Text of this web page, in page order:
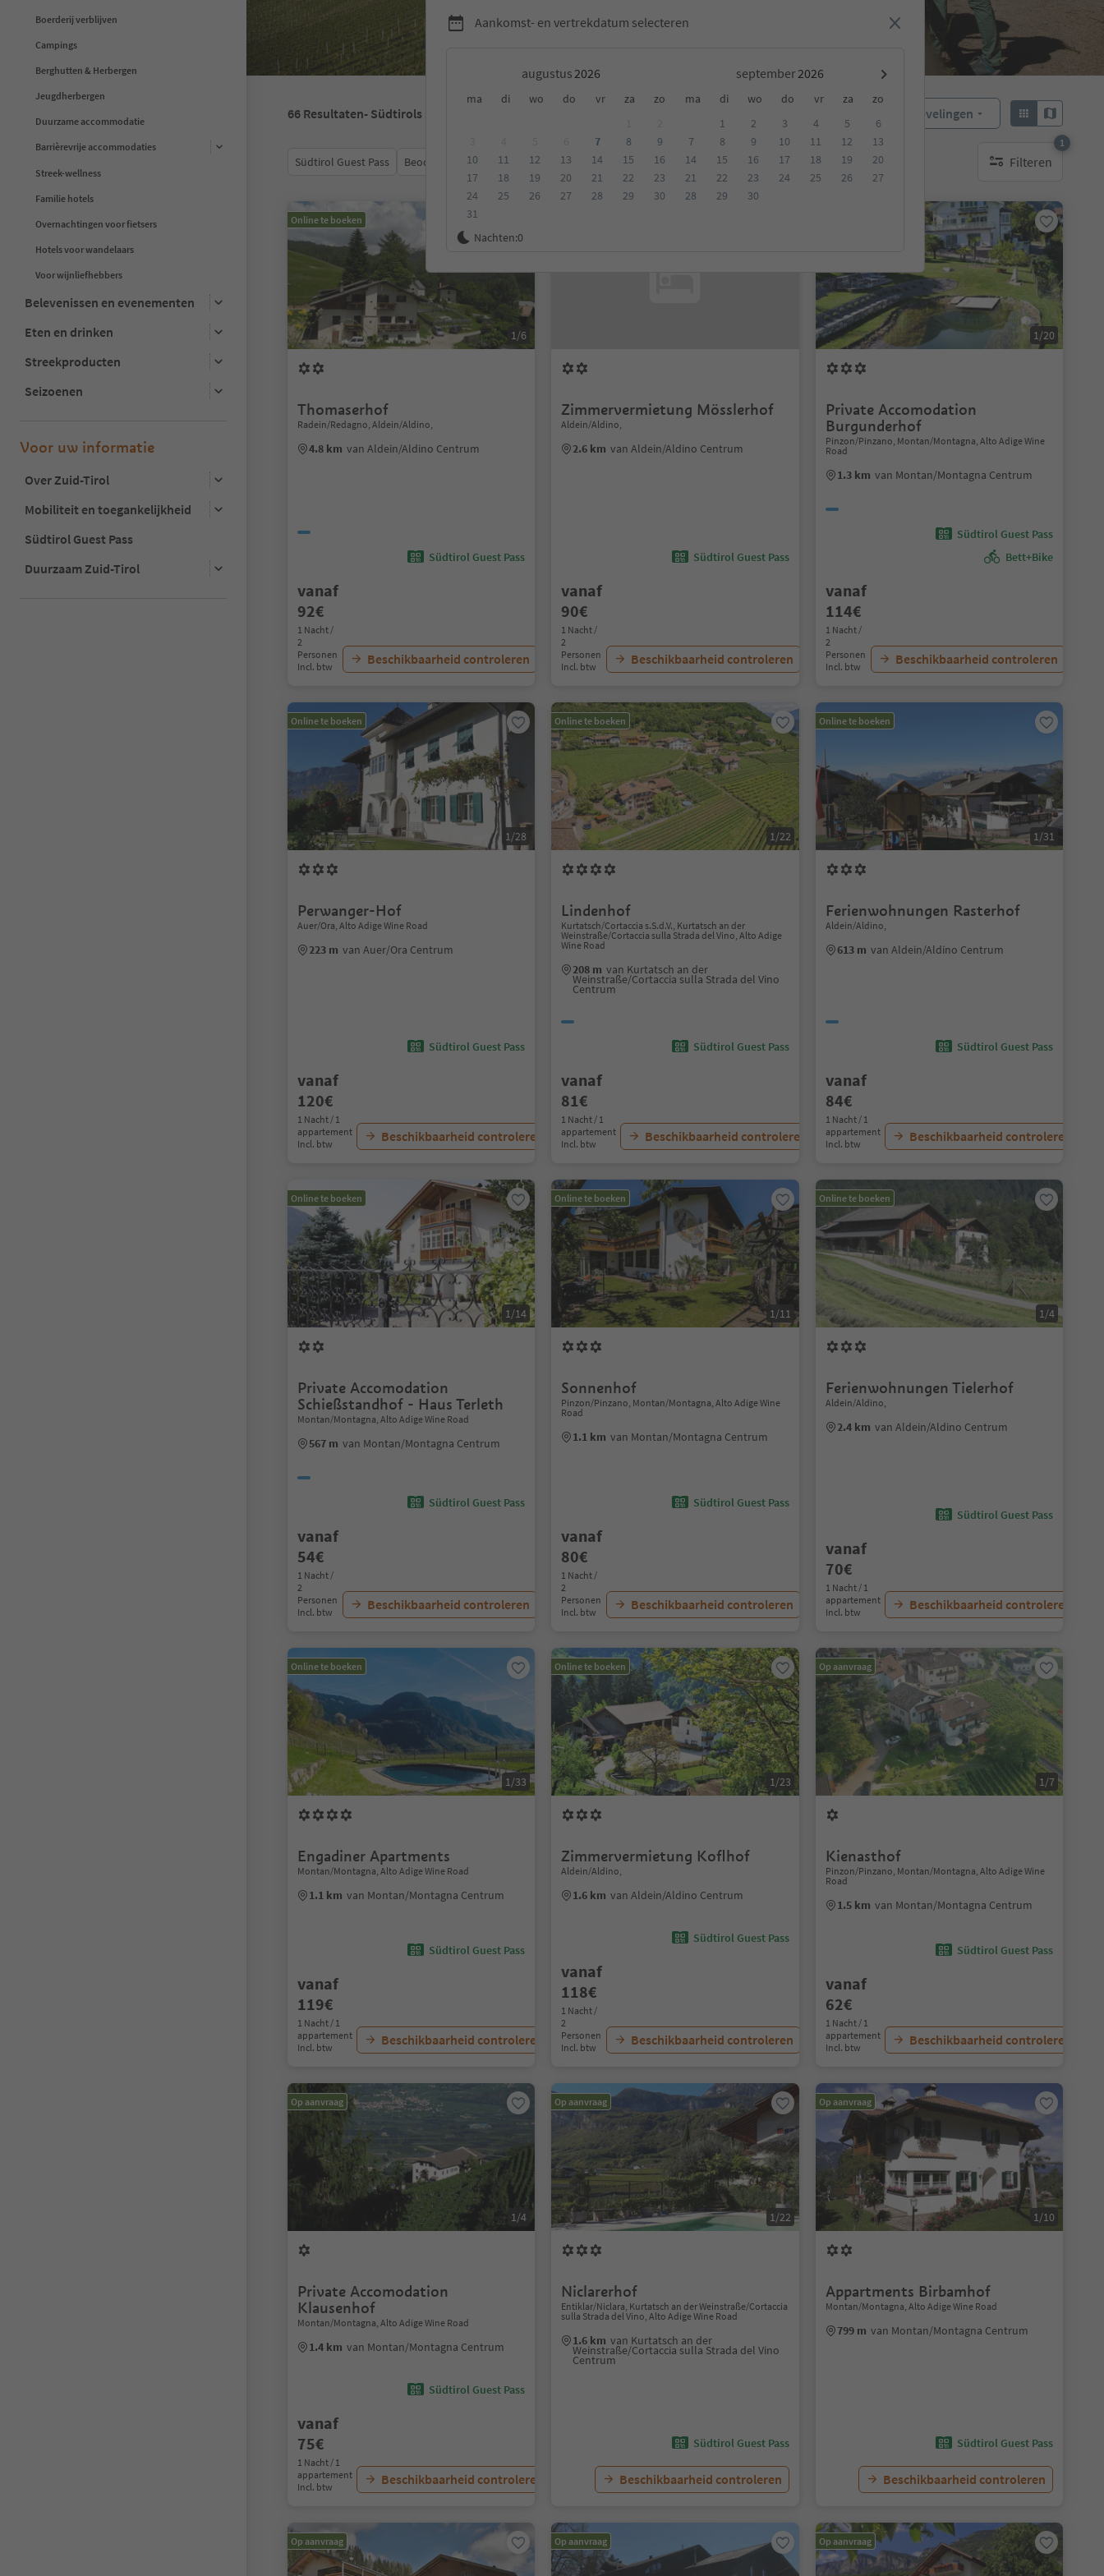
Boerderij verblijven
Campings
Berghutten & Herbergen
Jeugdherbergen
Duurzame accommodatie
Barrièrevrije accommodaties
Streek-wellness
Familie hotels
Overnachtingen voor fietsers
Hotels voor wandelaars
Voor wijnliefhebbers
Belevenissen en evenementen
Eten en drinken
Streekproducten
Seizoenen
Voor uw informatie
Over Zuid-Tirol
Mobiliteit en toegankelijkheid
Südtirol Guest Pass
Duurzaam Zuid-Tirol
Aankomst- en vertrekdatum selecteren
augustus september
ma di wo do vr za zo ma di wo do vr za
zo
7 8
9
10
11 12 13 14 15
16
17
18 19 20 21 22
23
24
25 26 27 28 29
30
31
1 2 3 4 5
6
7
8 9 10 11 12
13
14
15 16 17 18 19
20
21
22 23 24 25 26
27
28
29 30
Nachten:0
66 Resultaten- Südtirols Süden Aanbevelingen
Südtirol Guest Pass Beoordeling Categorie Type catering Duurzame accommodatie Filteren
1
1 actief filter
Online te boeken
1/6
Thomaserhof
Radein/Redagno, Aldein/Aldino,
4.8 km van Aldein/Aldino Centrum
Südtirol Guest Pass
vanaf
92€
1 Nacht /
2
Personen
Incl. btw
Beschikbaarheid controleren
Zimmervermietung Mösslerhof
Aldein/Aldino,
2.6 km van Aldein/Aldino Centrum
Südtirol Guest Pass
vanaf
90€
1 Nacht /
2
Personen
Incl. btw
Beschikbaarheid controleren
1/20
Private Accomodation
Burgunderhof
Pinzon/Pinzano, Montan/Montagna, Alto Adige Wine
Road
1.3 km van Montan/Montagna Centrum
Südtirol Guest Pass
Bett+Bike
vanaf
114€
1 Nacht /
2
Personen
Incl. btw
Beschikbaarheid controleren
Online te boeken
1/28
Perwanger-Hof
Auer/Ora, Alto Adige Wine Road
223 m van Auer/Ora Centrum
Südtirol Guest Pass
vanaf
120€
1 Nacht / 1
appartement
Incl. btw
Beschikbaarheid controleren
Online te boeken
1/22
Lindenhof
Kurtatsch/Cortaccia s.S.d.V., Kurtatsch an der
Weinstraße/Cortaccia sulla Strada del Vino, Alto Adige
Wine Road
208 m van Kurtatsch an der
Weinstraße/Cortaccia sulla Strada del Vino
Centrum
Südtirol Guest Pass
vanaf
81€
1 Nacht / 1
appartement
Incl. btw
Beschikbaarheid controleren
Online te boeken
1/31
Ferienwohnungen Rasterhof
Aldein/Aldino,
613 m van Aldein/Aldino Centrum
Südtirol Guest Pass
vanaf
84€
1 Nacht / 1
appartement
Incl. btw
Beschikbaarheid controleren
Online te boeken
1/14
Private Accomodation
Schießstandhof - Haus Terleth
Montan/Montagna, Alto Adige Wine Road
567 m van Montan/Montagna Centrum
Südtirol Guest Pass
vanaf
54€
1 Nacht /
2
Personen
Incl. btw
Beschikbaarheid controleren
Online te boeken
1/11
Sonnenhof
Pinzon/Pinzano, Montan/Montagna, Alto Adige Wine
Road
1.1 km van Montan/Montagna Centrum
Südtirol Guest Pass
vanaf
80€
1 Nacht /
2
Personen
Incl. btw
Beschikbaarheid controleren
Online te boeken
1/4
Ferienwohnungen Tielerhof
Aldein/Aldino,
2.4 km van Aldein/Aldino Centrum
Südtirol Guest Pass
vanaf
70€
1 Nacht / 1
appartement
Incl. btw
Beschikbaarheid controleren
Online te boeken
1/33
Engadiner Apartments
Montan/Montagna, Alto Adige Wine Road
1.1 km van Montan/Montagna Centrum
Südtirol Guest Pass
vanaf
119€
1 Nacht / 1
appartement
Incl. btw
Beschikbaarheid controleren
Online te boeken
1/23
Zimmervermietung Koflhof
Aldein/Aldino,
1.6 km van Aldein/Aldino Centrum
Südtirol Guest Pass
vanaf
118€
1 Nacht /
2
Personen
Incl. btw
Beschikbaarheid controleren
Op aanvraag
1/7
Kienasthof
Pinzon/Pinzano, Montan/Montagna, Alto Adige Wine
Road
1.5 km van Montan/Montagna Centrum
Südtirol Guest Pass
vanaf
62€
1 Nacht / 1
appartement
Incl. btw
Beschikbaarheid controleren
Op aanvraag
1/4
Private Accomodation
Klausenhof
Montan/Montagna, Alto Adige Wine Road
1.4 km van Montan/Montagna Centrum
Südtirol Guest Pass
vanaf
75€
1 Nacht / 1
appartement
Incl. btw
Beschikbaarheid controleren
Op aanvraag
1/22
Niclarerhof
Entiklar/Niclara, Kurtatsch an der Weinstraße/Cortaccia
sulla Strada del Vino, Alto Adige Wine Road
1.6 km van Kurtatsch an der
Weinstraße/Cortaccia sulla Strada del Vino
Centrum
Südtirol Guest Pass
Beschikbaarheid controleren
Op aanvraag
1/10
Appartments Birbamhof
Montan/Montagna, Alto Adige Wine Road
799 m van Montan/Montagna Centrum
Südtirol Guest Pass
Beschikbaarheid controleren
Op aanvraag Op aanvraag Op aanvraag